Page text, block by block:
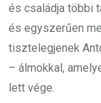
és családja többi
és egyszerűen
tisztelegjenek
– álmokkal,
lett vége.